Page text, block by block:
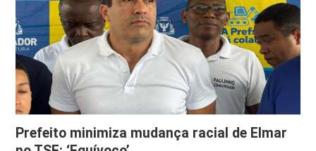
Prefeito minimiza mudança racial de Elmar